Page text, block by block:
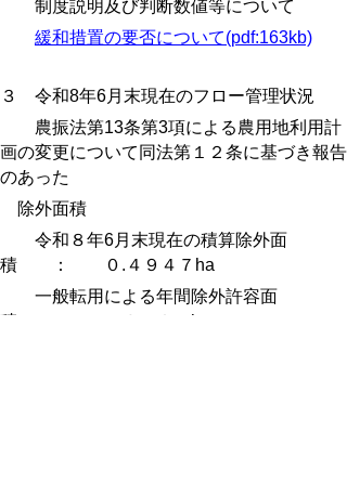
制度説明及び判断数値等について
緩和措置の要否について(pdf:163kb)
３ 令和8年6月末現在のフロー管理状況
農振法第13条第3項による農用地利用計
画の変更について同法第１２条に基づき報告
のあった
除外面積
令和８年6月末現在の積算除外面
積 ： ０.４９４７ha
一般転用による年間除外許容面
積 ： ６．８５ha）